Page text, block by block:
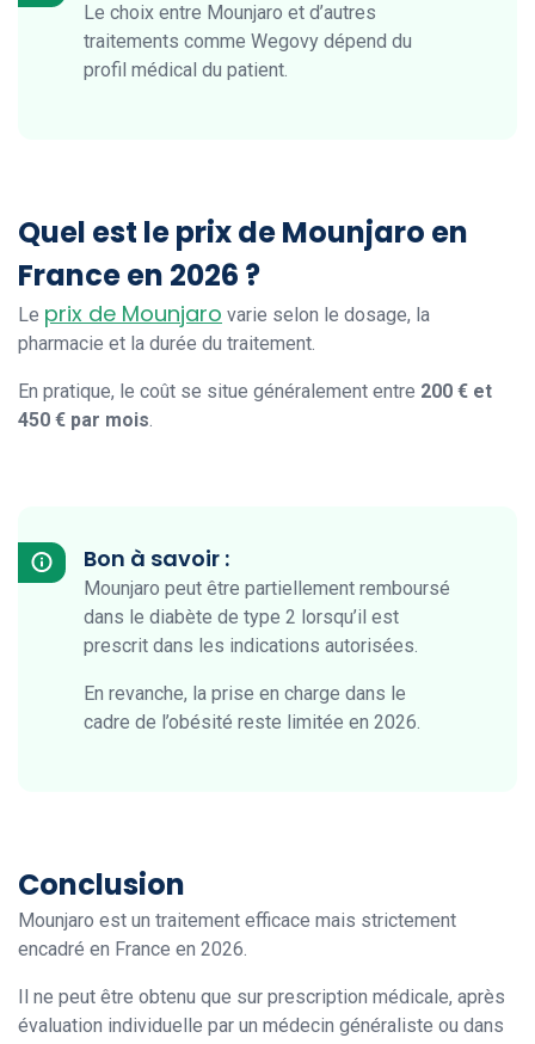
Le choix entre Mounjaro et d’autres
traitements comme Wegovy dépend du
profil médical du patient.
Quel est le prix de Mounjaro en
France en 2026 ?
Le prix de Mounjaro varie selon le dosage, la
pharmacie et la durée du traitement.
En pratique, le coût se situe généralement entre 200 € et
450 € par mois.
Bon à savoir :
Mounjaro peut être partiellement remboursé
dans le diabète de type 2 lorsqu’il est
prescrit dans les indications autorisées.
En revanche, la prise en charge dans le
cadre de l’obésité reste limitée en 2026.
Conclusion
Mounjaro est un traitement efficace mais strictement
encadré en France en 2026.
Il ne peut être obtenu que sur prescription médicale, après
évaluation individuelle par un médecin généraliste ou dans